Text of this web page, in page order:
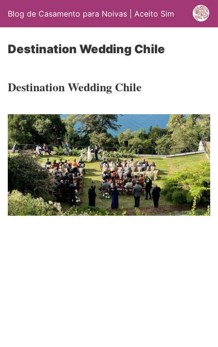
Blog de Casamento para Noivas | Aceito Sim
Destination Wedding Chile
Destination Wedding Chile